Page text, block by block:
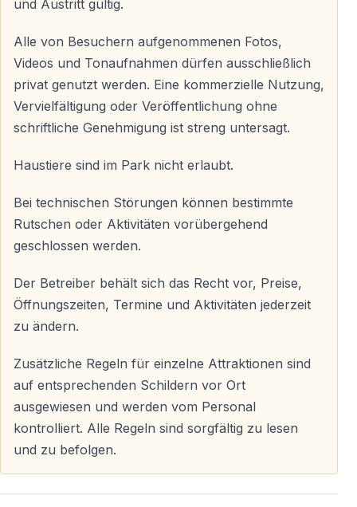
und Austritt gültig.
Alle von Besuchern aufgenommenen Fotos,
Videos und Tonaufnahmen dürfen ausschließlich
privat genutzt werden. Eine kommerzielle Nutzung,
Vervielfältigung oder Veröffentlichung ohne
schriftliche Genehmigung ist streng untersagt.
Haustiere sind im Park nicht erlaubt.
Bei technischen Störungen können bestimmte
Rutschen oder Aktivitäten vorübergehend
geschlossen werden.
Der Betreiber behält sich das Recht vor, Preise,
Öffnungszeiten, Termine und Aktivitäten jederzeit
zu ändern.
Zusätzliche Regeln für einzelne Attraktionen sind
auf entsprechenden Schildern vor Ort
ausgewiesen und werden vom Personal
kontrolliert. Alle Regeln sind sorgfältig zu lesen
und zu befolgen.